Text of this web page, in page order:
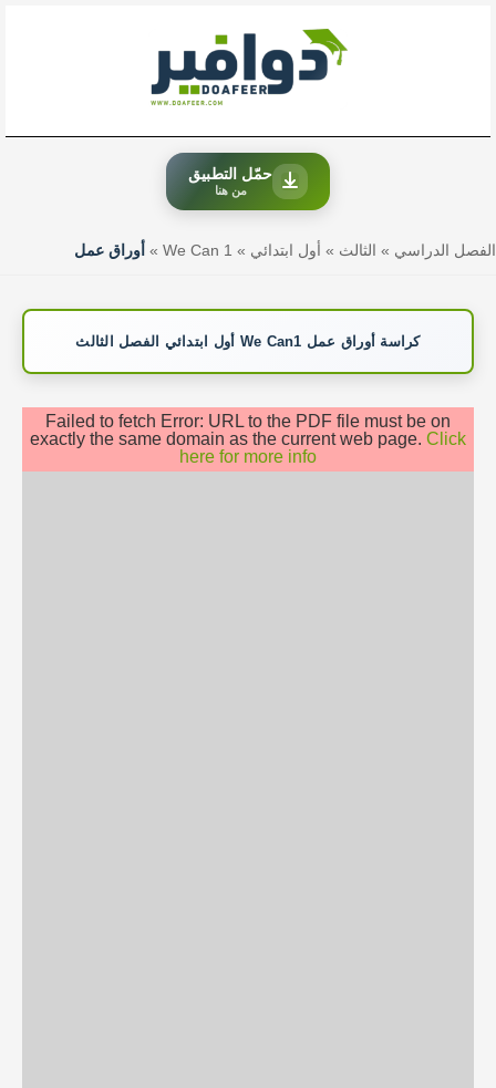
حمّل التطبيق
من هنا
الفصل الدراسي » الثالث » أول ابتدائي »
We Can 1
» أوراق عمل
كراسة أوراق عمل We Can1 أول ابتدائي الفصل الثالث
Failed to fetch Error: URL to the PDF file must be on
exactly the same domain as the current web page. Click
here for more info